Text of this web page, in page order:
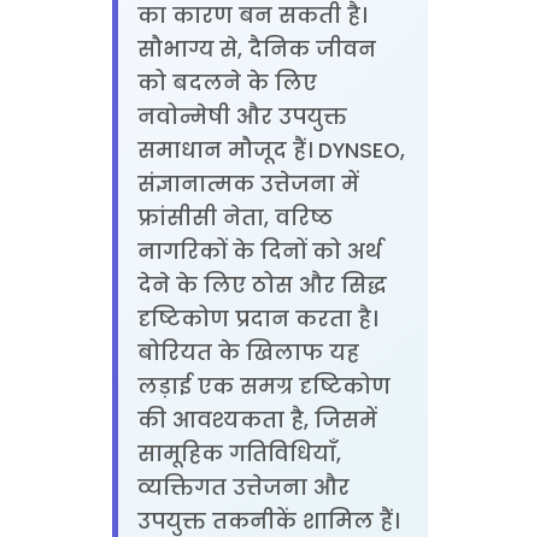
का कारण बन सकती है।
सौभाग्य से, दैनिक जीवन
को बदलने के लिए
नवोन्मेषी और उपयुक्त
समाधान मौजूद हैं। DYNSEO,
संज्ञानात्मक उत्तेजना में
फ्रांसीसी नेता, वरिष्ठ
नागरिकों के दिनों को अर्थ
देने के लिए ठोस और सिद्ध
दृष्टिकोण प्रदान करता है।
बोरियत के खिलाफ यह
लड़ाई एक समग्र दृष्टिकोण
की आवश्यकता है, जिसमें
सामूहिक गतिविधियाँ,
व्यक्तिगत उत्तेजना और
उपयुक्त तकनीकें शामिल हैं।